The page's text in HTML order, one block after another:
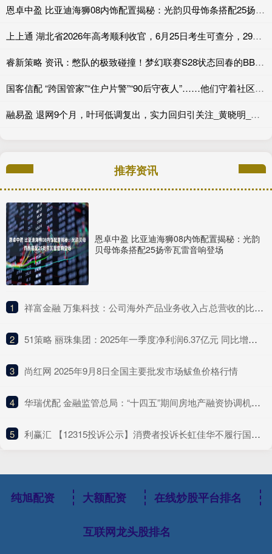
恩卓中盈 比亚迪海狮08内饰配置揭秘：光韵贝母饰条搭配25扬帝瓦雷音响登场
上上通 湖北省2026年高考顺利收官，6月25日考生可查分，29日起填报志愿
睿新策略 资讯：憋队的极致碰撞！梦幻联赛S28状态回春的BB迎战XG
国客信配 “跨国管家”“住户片警”“90后守夜人”……他们守着社区的烟火气
融易盈 退网9个月，叶珂低调复出，实力回归引关注_黄晓明_直播_网友
推荐资讯
恩卓中盈 比亚迪海狮08内饰配置揭秘：光韵
贝母饰条搭配25扬帝瓦雷音响登场
1 ​祥富金融 万集科技：公司海外产品业务收入占总营收的比例较低
2 ​51策略 丽珠集团：2025年一季度净利润6.37亿元 同比增长4.75%
3 ​尚红网 2025年9月8日全国主要批发市场鲅鱼价格行情
4 ​华瑞优配 金融监管总局：“十四五”期间房地产融资协调机制支持近2000万套住房建设交付
5 ​利赢汇 【12315投诉公示】消费者投诉长虹佳华不履行国家规定的三包义务问题
纯旭配资 大额配资 在线炒股平台排名
互联网龙头股排名